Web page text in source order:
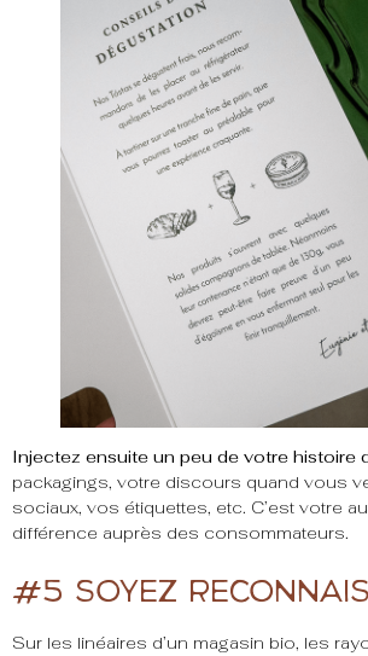
Injectez ensuite un peu de votre
packagings, votre discours quand vous
sociaux, vos étiquettes, etc. C’est votre
différence auprès des consommateurs.
#5 Soyez
Sur les linéaires d’un magasin bio, les